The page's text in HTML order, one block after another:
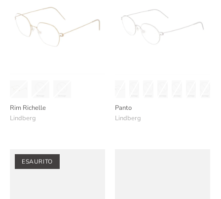
Rim Richelle
Lindberg
Panto
Lindberg
ESAURITO